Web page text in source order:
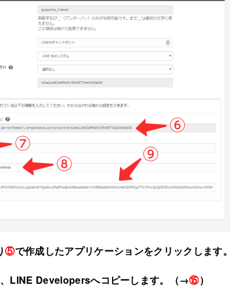
⑤で作成したアプリケーションをクリックします。
LINE Developersへコピーします。（→⑮）